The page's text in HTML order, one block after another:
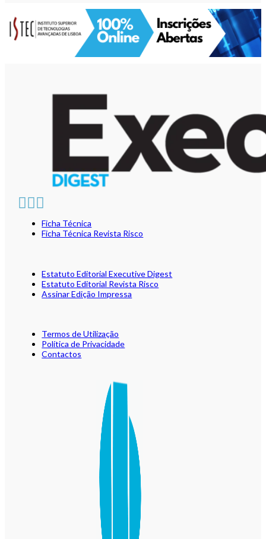
Ficha Técnica
Ficha Técnica Revista Risco
Estatuto Editorial Executive Digest
Estatuto Editorial Revista Risco
Assinar Edição Impressa
Termos de Utilização
Política de Privacidade
Contactos